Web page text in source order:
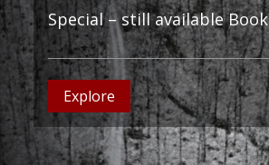
Special – still available
Explore